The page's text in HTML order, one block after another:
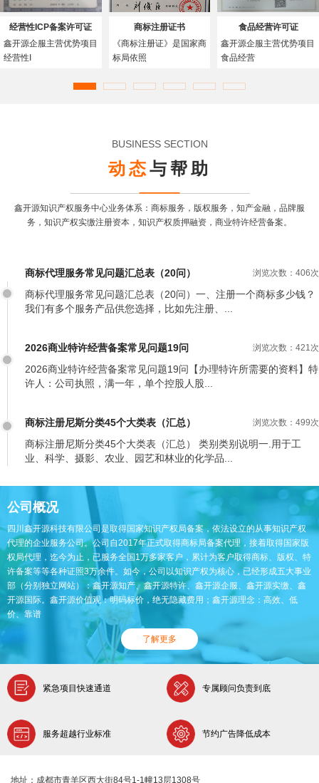
经营性ICP备案许可证
鑫开源企服主营优势项目
经营性I
商标注册证书
《商标注册证》是国家商
标局依照
食品经营许可证
鑫开源企服主营优势项目
食品经营
BUSINESS SECTION
动态与帮助
鑫开源知识产权服务中心业务体系：商标服务，版权服务，知产金融，品牌服
务， 知识产权实缴注册资本，知识产权质押融资，商业特许经营备案。
浏览次数：406次
商标代理服务常见问题汇总表（20问）
商标代理服务常见问题汇总表（20问）一、注册一个商标多少钱？
我们有多个服务产品供您选择，比如先注册、...
浏览次数：421次
2026商业特许经营备案常见问题19问
2026商业特许经营备案常见问题19问【办理特许所需要的资料】特
许人：公司执照，满一年，单个控股人股...
浏览次数：499次
商标注册尼斯分类45个大类表（汇总）
商标注册尼斯分类45个大类表（汇总） 类别类别说明一.用于工
业、科学、摄影、农业、园艺和林业的化学品...
公司概况
四川鑫开源科技有限公司是取得国家知识产权局备案，依法设立的从事知识产权
代理的企业服务公司。公司自2017年正式取得商标局备案代理，接着取得国家版
权局代理，迄今为止，已服务全国1万多家客户，累计为客户取得商标、版权、特
许备案等等各种证照3万余件。如今，公司以知识产权为核心，已经形成五大事业
部（分别独立网站）：鑫开源知产、鑫开源特许、鑫开源企服、鑫开源实缴、鑫
开源国际。鑫开源价值观：明码标价，绝无隐藏费用；鑫开源理念：高效、低
价、靠谱
了解更多
紧急项目快速通道 专属顾问负责到底
服务超越行业标准 节约广告降低成本
地址：成都市青羊区西大街84号1-1幢13层1308号